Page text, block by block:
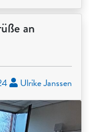
an
Ulrike Janssen